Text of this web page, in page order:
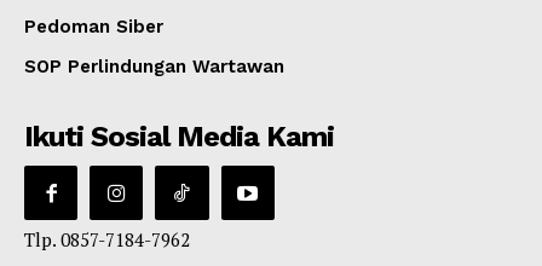
Pedoman Siber
SOP Perlindungan Wartawan
Ikuti Sosial Media Kami
Tlp. 0857-7184-7962